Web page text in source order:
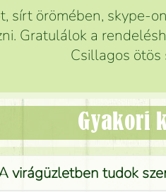
sírt örömében, skype-
Gratulálok a
Csillagos
Gyakori
virágüzletben tudok